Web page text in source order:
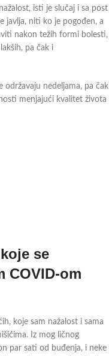
isti je slučaj i sa post
javlja, niti ko je pogođen, a
nakon težih formi bolesti,
pa čak i
održavaju nedeljama, pa čak
menjajući kvalitet života
se
COVID-om
koje sam nažalost i sama
Iz mog ličnog
par sati od buđenja, i neke